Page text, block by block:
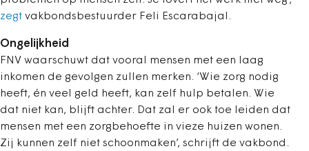
zegt vakbondsbestuurder Feli Escarabajal.
Ongelijkheid
FNV waarschuwt dat vooral mensen met een laag
inkomen de gevolgen zullen merken. ‘Wie zorg nodig
heeft, én veel geld heeft, kan zelf hulp betalen. Wie
dat niet kan, blijft achter. Dat zal er ook toe leiden dat
mensen met een zorgbehoefte in vieze huizen wonen.
Zij kunnen zelf niet schoonmaken’, schrijft de vakbond.